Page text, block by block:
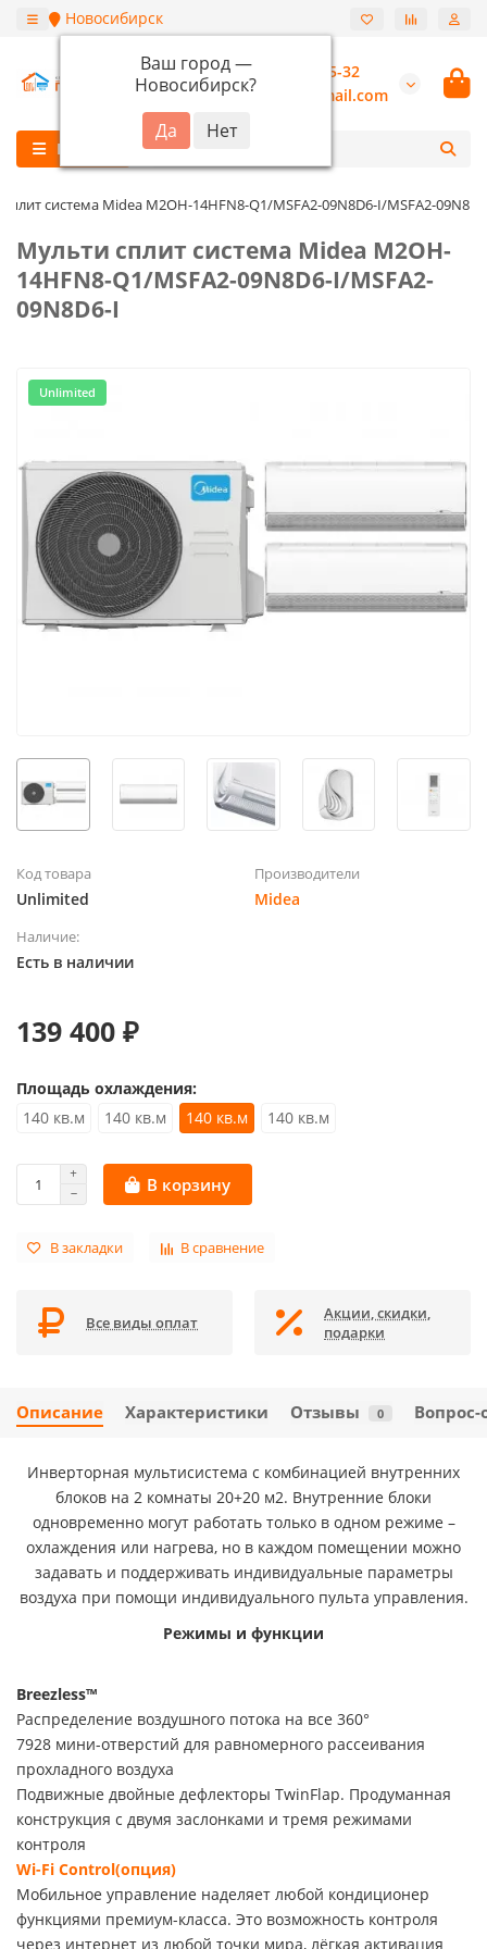
Новосибирск
Ваш город —
Новосибирск?
+7 (913) 987-55-32
burannsk@gmail.com
Каталог
система Midea M2OH-14HFN8-Q1/MSFA2-09N8D6-I/MSFA2-
Мульти сплит система Midea M2OH-
14HFN8-Q1/MSFA2-09N8D6-I/MSFA2-
09N8D6-I
Unlimited
Код товара
Unlimited
Производители
Midea
Наличие:
Есть в наличии
139 400 ₽
Площадь охлаждения:
140 кв.м
140 кв.м 140 кв.м 140 кв.м
В корзину
В закладки В сравнение
Все виды оплат
Акции, скидки,
подарки
Описание Характеристики Отзывы 0 Вопрос-
Инверторная мультисистема с комбинацией внутренних
блоков на 2 комнаты 20+20 м2. Внутренние блоки
одновременно могут работать только в одном режиме –
охлаждения или нагрева, но в каждом помещении можно
задавать и поддерживать индивидуальные параметры
воздуха при помощи индивидуального пульта управления.
Режимы и функции
Breezless™
Распределение воздушного потока на все 360°
7928 мини-отверстий для равномерного рассеивания
прохладного воздуха
Подвижные двойные дефлекторы TwinFlap. Продуманная
конструкция с двумя заслонками и тремя режимами
контроля
Wi-Fi Control(опция)
Мобильное управление наделяет любой кондиционер
функциями премиум-класса. Это возможность контроля
через интернет из любой точки мира, лёгкая активация